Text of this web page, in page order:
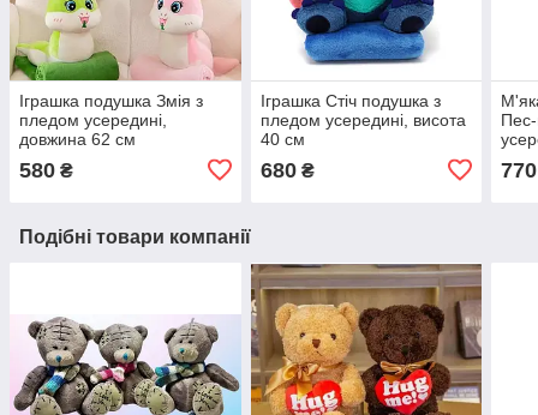
Іграшка подушка Змія з
пледом усередині,
довжина 62 см
580 ₴
Іграшка Стіч подушка з
пледом усередині, висота
40 см
680₴ 770
Подібні товари компанії